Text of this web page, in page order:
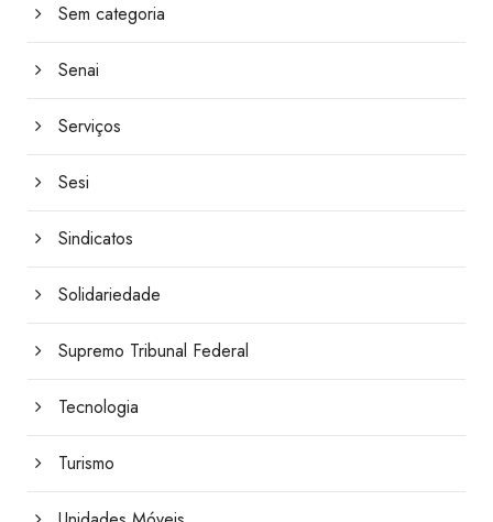
Sem categoria
Senai
Serviços
Sesi
Sindicatos
Solidariedade
Supremo Tribunal Federal
Tecnologia
Turismo